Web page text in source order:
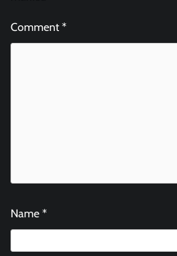
Comment*
Name *